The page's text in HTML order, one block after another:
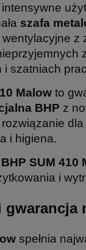
szafa
szatniach
Malow to
BHP z
dla
i higiena.
SUM 410
i
spełnia